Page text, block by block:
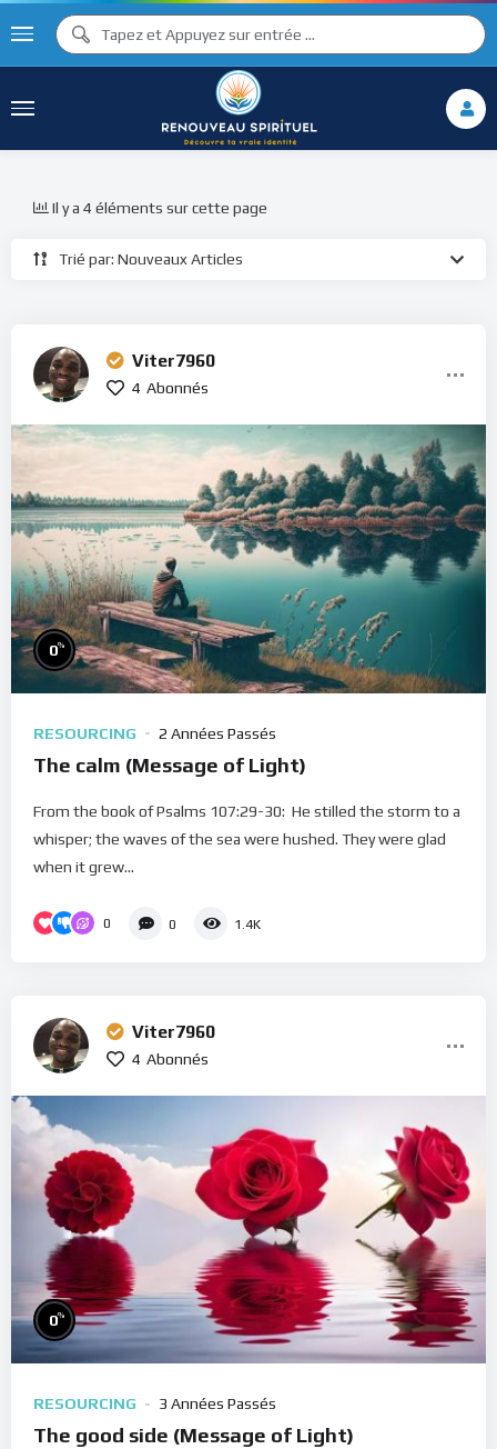
Trié par: Nouveaux Articles
Il y a 4 éléments sur cette page
Viter7960
4 Abonnés
0%
RESOURCING 2 Années Passés
The calm (Message of Light)
From the book of Psalms 107:29-30: He stilled the storm to a
whisper; the waves of the sea were hushed. They were glad
when it grew...
0 0 1.4K
Viter7960
4 Abonnés
0%
RESOURCING 3 Années Passés
The good side (Message of Light)